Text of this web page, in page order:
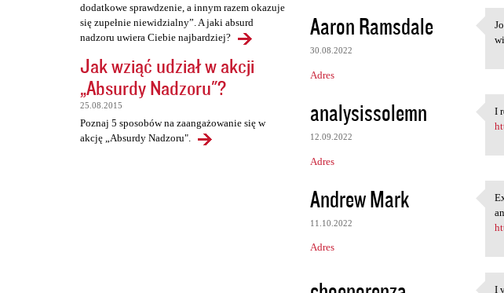
dodatkowe sprawdzenie, a innym razem okazuje
się zupełnie niewidzialny”. A jaki absurd
nadzoru uwiera Ciebie najbardziej?
Jak wziąć udział w akcji
„Absurdy Nadzoru"?
25.08.2015
Poznaj 5 sposobów na zaangażowanie się w
akcję „Absurdy Nadzoru".
Aaron Ramsdale
30.08.2022
Adres
analysissolemn
12.09.2022
Adres
I
I
Andrew Mark
11.10.2022
Adres
I